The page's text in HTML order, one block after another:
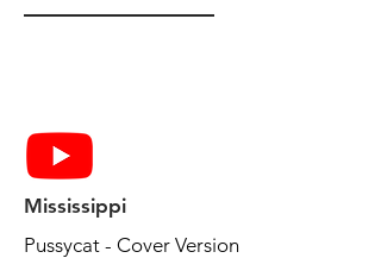
Mississippi
Pussycat - Cover Version